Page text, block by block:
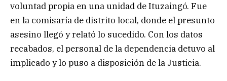
voluntad propia en una unidad de Ituzaingó. Fue
en la comisaría de distrito local, donde el presunto
asesino llegó y relató lo sucedido. Con los datos
recabados, el personal de la dependencia detuvo al
implicado y lo puso a disposición de la Justicia.